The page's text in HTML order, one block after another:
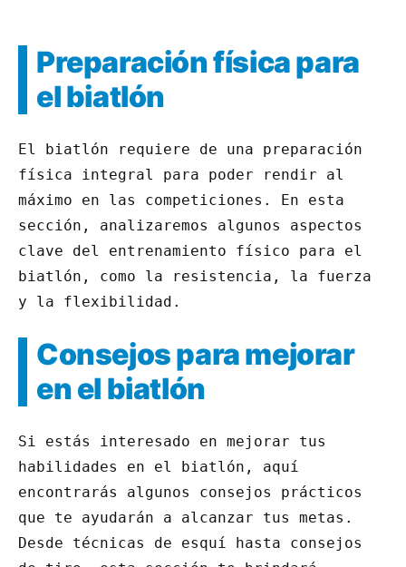
Preparación física para
el biatlón
El biatlón requiere de una preparación
física integral para poder rendir al
máximo en las competiciones. En esta
sección, analizaremos algunos aspectos
clave del entrenamiento físico para el
biatlón, como la resistencia, la fuerza
y la flexibilidad.
Consejos para mejorar
en el biatlón
Si estás interesado en mejorar tus
habilidades en el biatlón, aquí
encontrarás algunos consejos prácticos
que te ayudarán a alcanzar tus metas.
Desde técnicas de esquí hasta consejos